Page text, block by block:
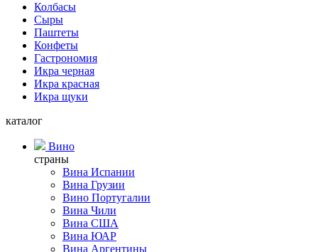
Колбасы
Сыры
Паштеты
Конфеты
Гастрономия
Икра черная
Икра красная
Икра щуки
каталог
Вино
страны
Вина Испании
Вина Грузии
Вино Португалии
Вина Чили
Вина США
Вина ЮАР
Вина Аргентины